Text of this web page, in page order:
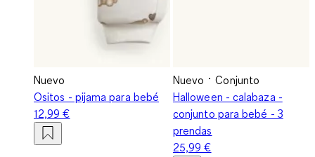
Nuevo
Ositos - pijama para bebé
12,99 €
Nuevo
Conjunto
Halloween - calabaza -
conjunto para bebé - 3
prendas
25,99 €